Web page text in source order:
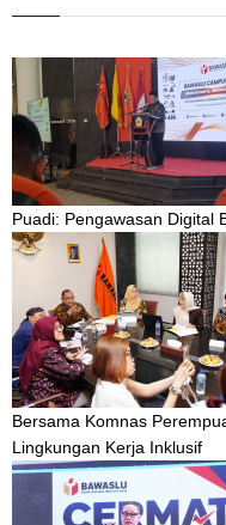
Puadi: Pengawasan Digital
Bersama Komnas
Lingkungan Kerja Inklusif